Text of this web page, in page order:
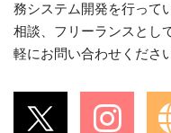
務システム開発を行って
相談、フリーランスとし
軽にお問い合わせください